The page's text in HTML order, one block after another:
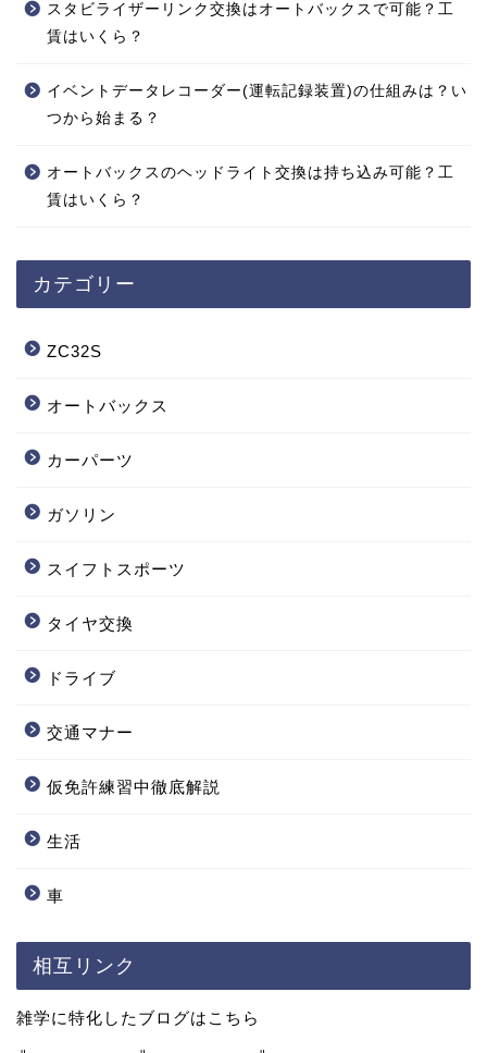
スタビライザーリンク交換はオートバックスで可能？工
賃はいくら？
イベントデータレコーダー(運転記録装置)の仕組みは？い
つから始まる？
オートバックスのヘッドライト交換は持ち込み可能？工
賃はいくら？
カテゴリー
ZC32S
オートバックス
カーパーツ
ガソリン
スイフトスポーツ
タイヤ交換
ドライブ
交通マナー
仮免許練習中徹底解説
生活
車
相互リンク
雑学に特化したブログはこちら